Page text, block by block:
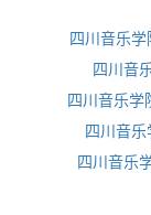
四川音乐学
四川音
四川音乐学
四川音乐
四川音乐